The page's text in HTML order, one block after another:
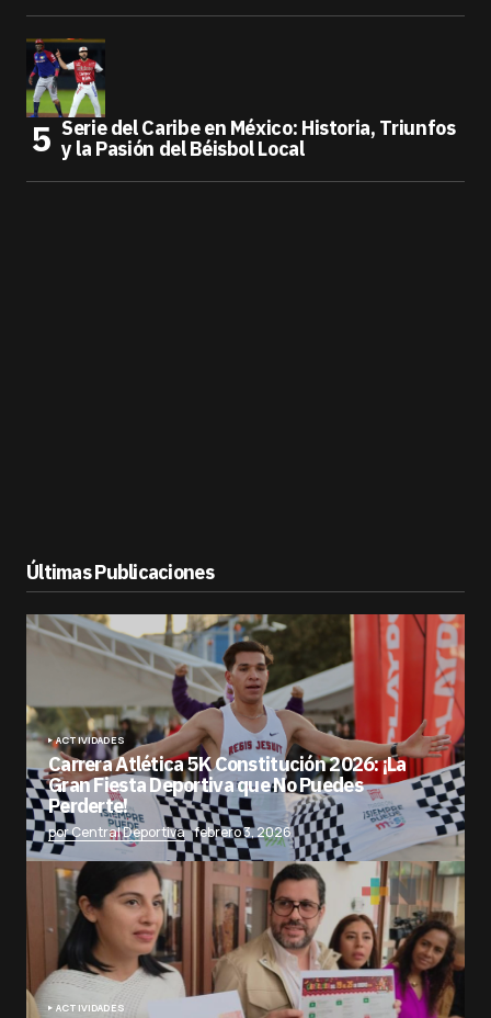
Serie del Caribe en México: Historia, Triunfos
y la Pasión del Béisbol Local
Últimas Publicaciones
ACTIVIDADES
Carrera Atlética 5K Constitución 2026: ¡La
Gran Fiesta Deportiva que No Puedes
Perderte!
por Central Deportiva febrero 3, 2026
ACTIVIDADES